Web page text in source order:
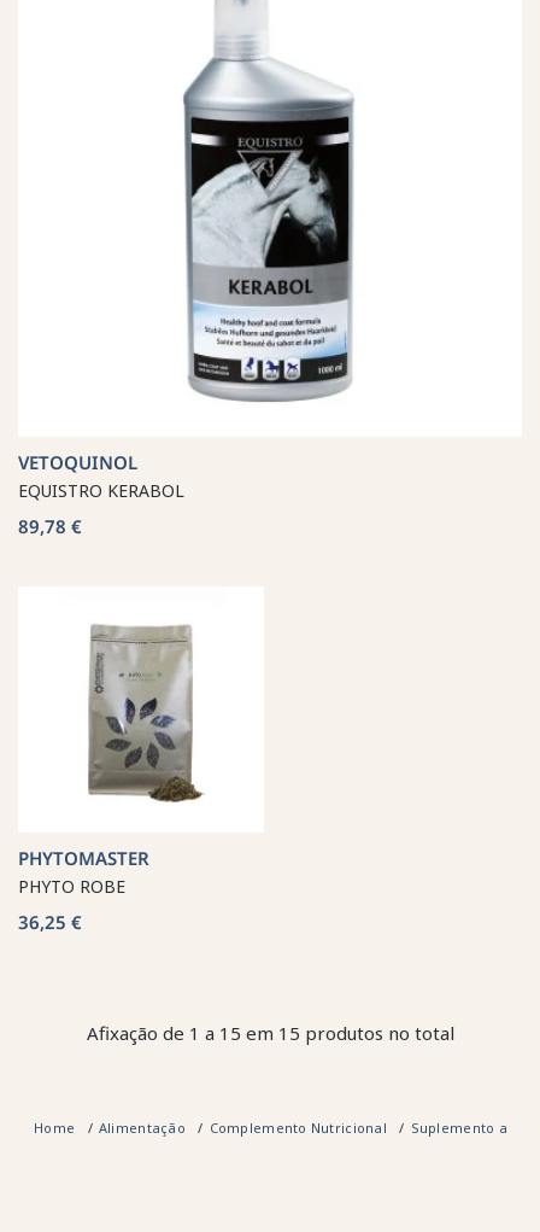
VETOQUINOL
EQUISTRO KERABOL
89,78 €
PHYTOMASTER
PHYTO ROBE
36,25 €
Afixação de 1 a 15 em 15 produtos no total
Home Alimentação Complemento Nutricional Suplemento